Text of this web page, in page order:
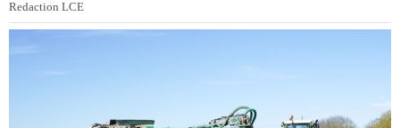
Redaction LCE